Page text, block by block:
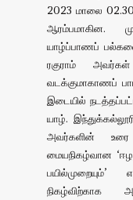
2023 மாலை
ஆரம்பமாகின.
யாழ்ப்பாணப்
ரகுராம்
வடக்குமாகாணப்
இடையில்
யாழ்.
அவர்களின் உரை
மையநிகழ்வான